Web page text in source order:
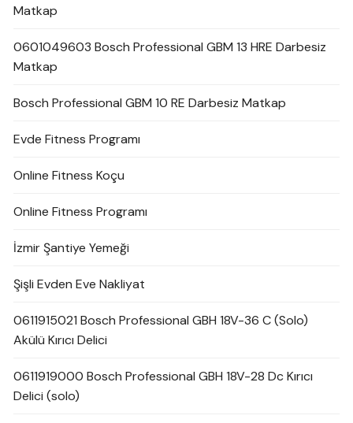
Matkap
0601049603 Bosch Professional GBM 13 HRE Darbesiz
Matkap
Bosch Professional GBM 10 RE Darbesiz Matkap
Evde Fitness Programı
Online Fitness Koçu
Online Fitness Programı
İzmir Şantiye Yemeği
Şişli Evden Eve Nakliyat
0611915021 Bosch Professional GBH 18V-36 C (Solo)
Akülü Kırıcı Delici
0611919000 Bosch Professional GBH 18V-28 Dc Kırıcı
Delici (solo)